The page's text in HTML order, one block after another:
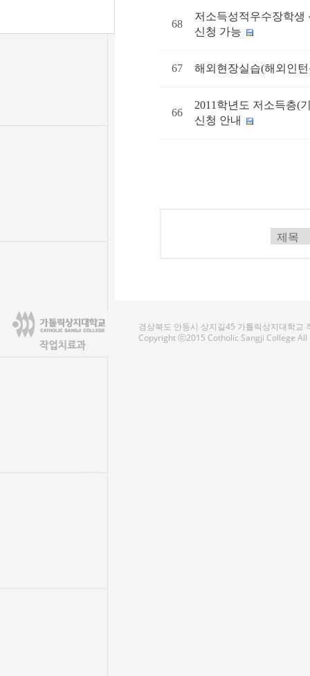
68
저소득성적우수장학생
신청 가능
67 해외현장실습(해외인
66
2011학년도 저소득층(
신청 안내
경상북도 안동시 상지길45 가톨릭상지대학교
Copyright ⓒ2015 Cotholic Sangji College